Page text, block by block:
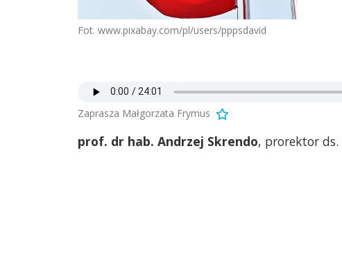
Fot. www.pixabay.com/pl/users/pppsdavid
Zaprasza Małgorzata Frymus
prof. dr hab. Andrzej Skrendo, prorektor